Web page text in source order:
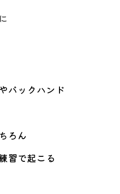
バックハンド
ろん
習で起こる